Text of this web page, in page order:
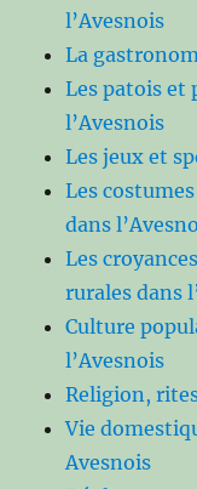
l’Avesnois
La
Les patois et
l’Avesnois
Les jeux et
Les
dans
Les
rurales dans
Culture
l’Avesnois
Religion,
Vie
Avesnois